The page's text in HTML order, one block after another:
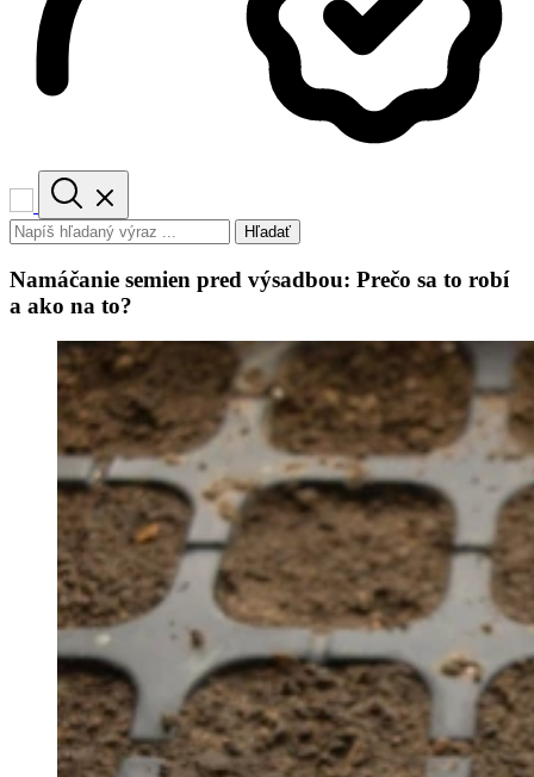
Hľadať
Namáčanie semien pred výsadbou: Prečo sa to robí
a ako na to?